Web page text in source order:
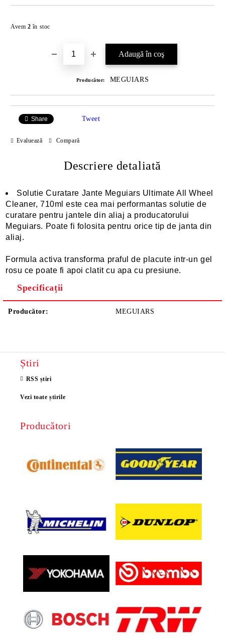
Avem 2 în stoc
Producător: MEGUIARS
Share Tweet
Evaluează Compară
Descriere detaliată
Solutie Curatare Jante Meguiars Ultimate All Wheel
Cleaner, 710ml este cea mai performantas solutie de
curatare pentru jantele din aliaj a producatorului
Meguiars. Poate fi folosita pentru orice tip de janta din
aliaj.
Formula activa transforma praful de placute intr-un gel
rosu ce poate fi apoi clatit cu apa cu presiune.
Specificații
Producător: MEGUIARS
Știri
RSS știri
Vezi toate știrile
Producători